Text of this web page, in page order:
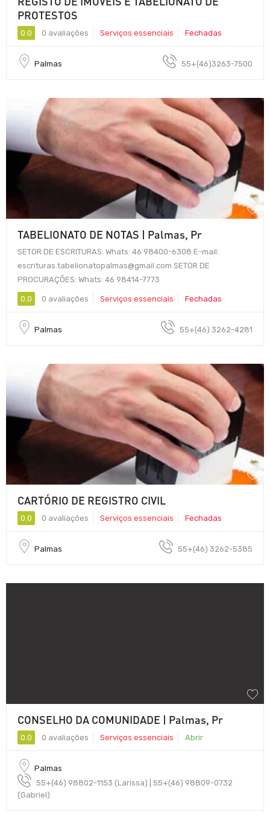
PROTESTOS
0.0 0 avaliações Serviços essenciais Fechadas
Palmas 55+(46)3263-7500
TABELIONATO DE NOTAS | Palmas, Pr
SETOR DE ESCRITURAS: Whats: 46 98400-6308 E-mail:
escrituras.tabelionatopalmas@gmail.com SETOR DE
PROCURAÇÕES: Whats: 46 98414-7773
0.0 0 avaliações Serviços essenciais Fechadas
Palmas 55+(46) 3262-4281
CARTÓRIO DE REGISTRO CIVIL
0.0 0 avaliações Serviços essenciais Fechadas
Palmas 55+(46) 3262-5385
CONSELHO DA COMUNIDADE | Palmas, Pr
0.0 0 avaliações Serviços essenciais Abrir
Palmas
55+(46) 98802-1153 (Larissa) | 55+(46) 98809-0732
(Gabriel)